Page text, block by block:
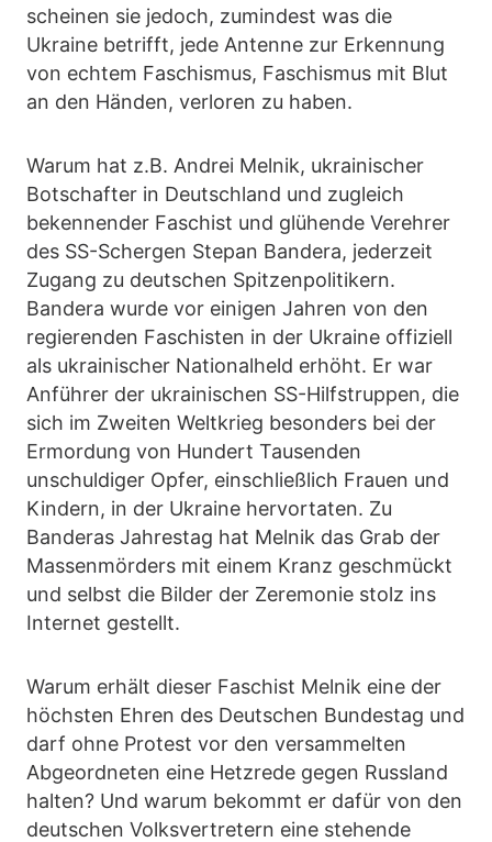
scheinen sie jedoch, zumindest was die
Ukraine betrifft, jede Antenne zur Erkennung
von echtem Faschismus, Faschismus mit Blut
an den Händen, verloren zu haben.
Warum hat z.B. Andrei Melnik, ukrainischer
Botschafter in Deutschland und zugleich
bekennender Faschist und glühende Verehrer
des SS-Schergen Stepan Bandera, jederzeit
Zugang zu deutschen Spitzenpolitikern.
Bandera wurde vor einigen Jahren von den
regierenden Faschisten in der Ukraine offiziell
als ukrainischer Nationalheld erhöht. Er war
Anführer der ukrainischen SS-Hilfstruppen, die
sich im Zweiten Weltkrieg besonders bei der
Ermordung von Hundert Tausenden
unschuldiger Opfer, einschließlich Frauen und
Kindern, in der Ukraine hervortaten. Zu
Banderas Jahrestag hat Melnik das Grab der
Massenmörders mit einem Kranz geschmückt
und selbst die Bilder der Zeremonie stolz ins
Internet gestellt.
Warum erhält dieser Faschist Melnik eine der
höchsten Ehren des Deutschen Bundestag und
darf ohne Protest vor den versammelten
Abgeordneten eine Hetzrede gegen Russland
halten? Und warum bekommt er dafür von den
deutschen Volksvertretern eine stehende